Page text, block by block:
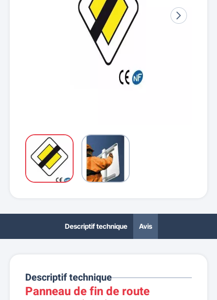
Descriptif technique Avis
Descriptif technique
Panneau de fin de route